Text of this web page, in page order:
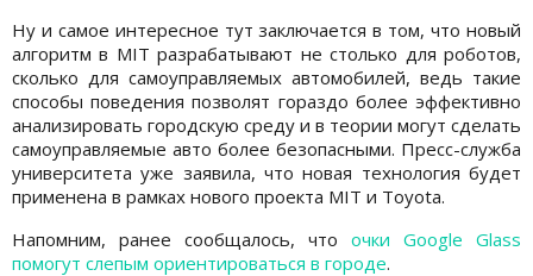
Ну и самое интересное тут заключается в том, что новый
алгоритм в MIT разрабатывают не столько для роботов,
сколько для самоуправляемых автомобилей, ведь такие
способы поведения позволят гораздо более эффективно
анализировать городскую среду и в теории могут сделать
самоуправляемые авто более безопасными. Пресс-служба
университета уже заявила, что новая технология будет
применена в рамках нового проекта MIT и Toyota.
Напомним, ранее сообщалось, что очки Google Glass
помогут слепым ориентироваться в городе.